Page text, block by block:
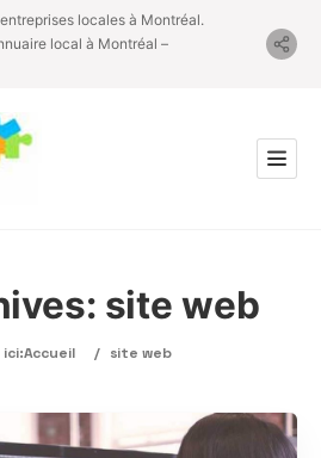
locales à Montréal.
local à Montréal –
site web
Accueil / site web